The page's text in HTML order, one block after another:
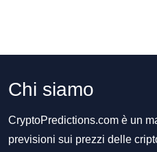
Chi siamo
CryptoPredictions.com è un
previsioni sui prezzi delle